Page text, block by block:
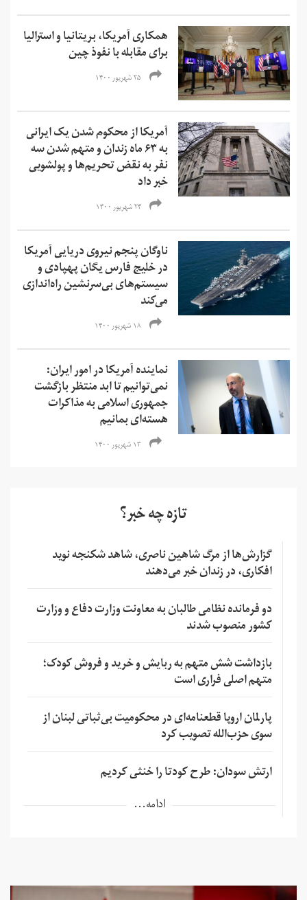
همکاری آمریکا، بریتانیا و استرالیا
برای مقابله با نفوذ چین
۲۵ شهریور ۱۴۰۰
آمریکا از محکوم شدن یک ایرانی
به ۶۳ ماه زندان و متهم شدن سه
نفر به نقض تحریم‌ها و‌ پولشویی
خبر داد
۲۴ شهریور ۱۴۰۰
ناوگان پنجم نیروی دریایی آمریکا
در خلیج فارس یگان پهپادی و
سیستم‌های بی‌سرنشین راه‌اندازی
می‌کند
۱۸ شهریور ۱۴۰۰
نماینده آمریکا در امور ایران:
نمی‌‌توانیم تا ابد منتظر بازگشت
جمهوری اسلامی به مذاکرات
هسته‌ای بمانیم
۱۳ شهریور ۱۴۰۰
تازه چه خبر؟
گزارش‌ها از مرگ شاهین ناصری، شاهد شکنجه نوید
افکاری، در زندان خبر می‌دهند
دو فرمانده نظامی طالبان به معاونت وزارت دفاع و وزارت
کشور منصوب شدند
بازداشت شش متهم به ربایش و خرید و فروش کودک؛
متهم اصلی فراری است
پارلمان اروپا قطعنامه‌ای در محکومیت بی‌ثباتی لبنان از
سوی حزب‌الله تصویب کرد
ارتش سودان: طرح کودتا را خنثی کردیم
ادامه...